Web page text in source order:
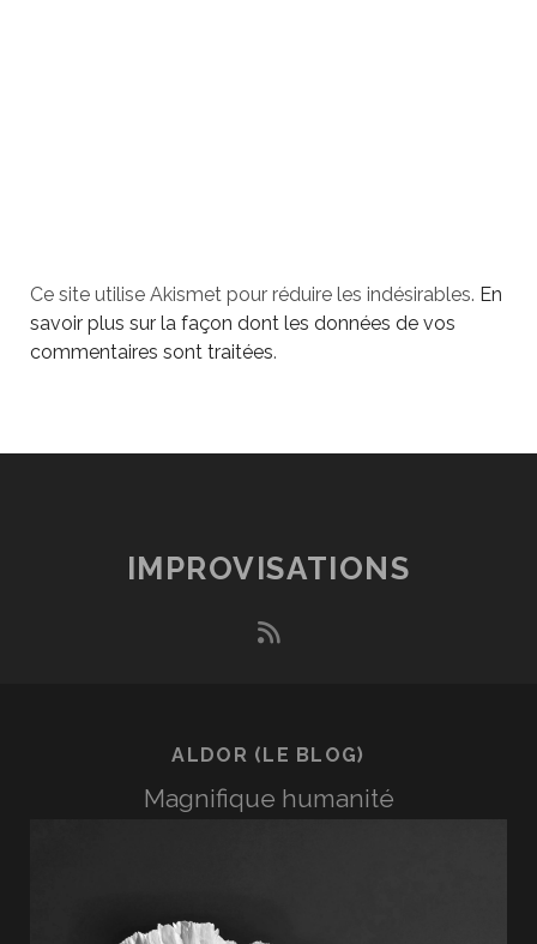
Ce site utilise Akismet pour réduire les indésirables. En
savoir plus sur la façon dont les données de vos
commentaires sont traitées.
IMPROVISATIONS
rss
ALDOR (LE BLOG)
Magnifique humanité